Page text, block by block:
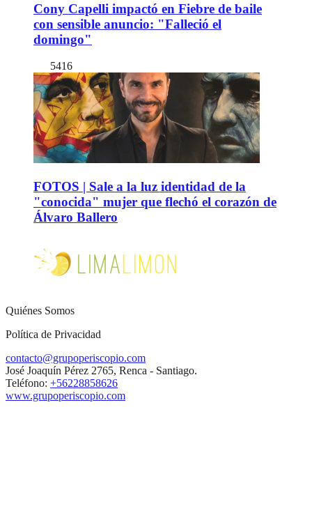
Cony Capelli impactó en Fiebre de baile
con sensible anuncio: "Falleció el
domingo"
5416
FOTOS | Sale a la luz identidad de la
"conocida" mujer que flechó el corazón de
Álvaro Ballero
Quiénes Somos
Política de Privacidad
contacto@grupoperiscopio.com
José Joaquín Pérez 2765, Renca - Santiago.
Teléfono: +56228858626
www.grupoperiscopio.com